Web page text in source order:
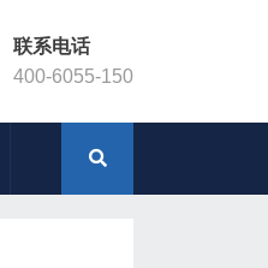
联系电话
400-6055-150